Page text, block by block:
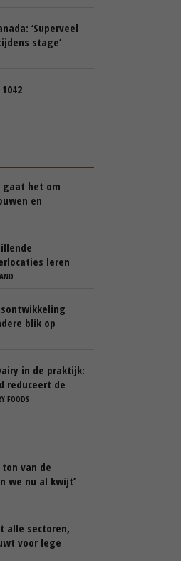
‘Superveel
stage’
gaat het om
en
leren
blik op
in de praktijk:
reduceert de
stap voor
FOODS
ton van de
we nu al kwijt’
alle sectoren,
voor lege